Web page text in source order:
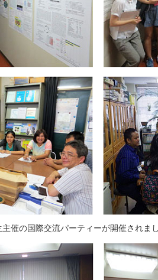
催の国際交流パーティーが開催されま